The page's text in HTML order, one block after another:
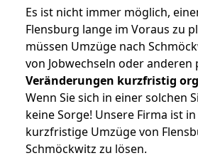
Es ist nicht immer möglich,
Flensburg lange im Voraus zu
müssen Umzüge nach
von Jobwechseln oder anderen
Veränderungen kurzfristig
Wenn Sie sich in einer solchen
keine Sorge! Unsere Firma ist
kurzfristige Umzüge von
Schmöckwitz zu lösen.